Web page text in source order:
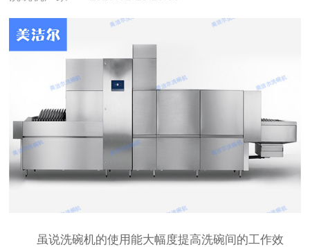
虽说洗碗机的使用能大幅度提高洗碗间的工作效